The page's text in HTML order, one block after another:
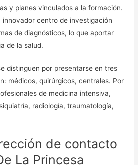
y planes vinculados a la formación.
innovador centro de investigación
de diagnósticos, lo que aportar
de la salud.
distinguen por presentarse en tres
médicos, quirúrgicos, centrales. Por
de medicina intensiva,
radiología, traumatología,
de contacto
La Princesa